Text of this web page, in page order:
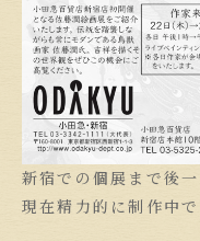
新宿での個展まで後一
現在精力的に制作中で